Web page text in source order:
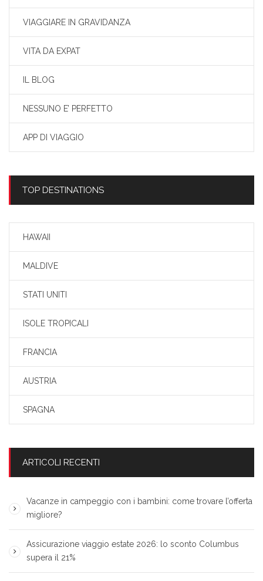
VIAGGIARE IN GRAVIDANZA
VITA DA EXPAT
IL BLOG
NESSUNO E’ PERFETTO
APP DI VIAGGIO
TOP DESTINATIONS
HAWAII
MALDIVE
STATI UNITI
ISOLE TROPICALI
FRANCIA
AUSTRIA
SPAGNA
ARTICOLI RECENTI
Vacanze in campeggio con i bambini: come trovare l’offerta
migliore?
Assicurazione viaggio estate 2026: lo sconto Columbus
supera il 21%